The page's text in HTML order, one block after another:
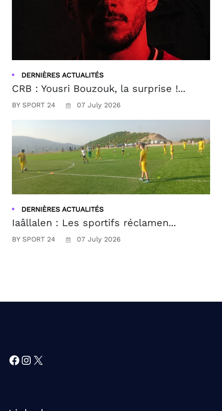
DERNIÈRES ACTUALITÉS
CRB : Yousri Bouzouk, la surprise !...
BY SPORT 24 07 July 2026
DERNIÈRES ACTUALITÉS
Iaâllalen : Les sportifs réclamen...
BY SPORT 24 07 July 2026
Facebook
Instagram
X